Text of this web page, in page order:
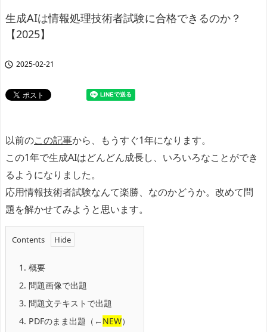
生成AIは情報処理技術者試験に合格できるのか？
【2025】
 2025-02-21
以前のこの記事から、もうすぐ1年になります。
この1年で生成AIはどんどん成長し、いろいろなことができ
るようになりました。
応用情報技術者試験なんて楽勝、なのかどうか。改めて問
題を解かせてみようと思います。
Contents
1. 概要
2. 問題画像で出題
3. 問題文テキストで出題
4. PDFのまま出題（←NEW）